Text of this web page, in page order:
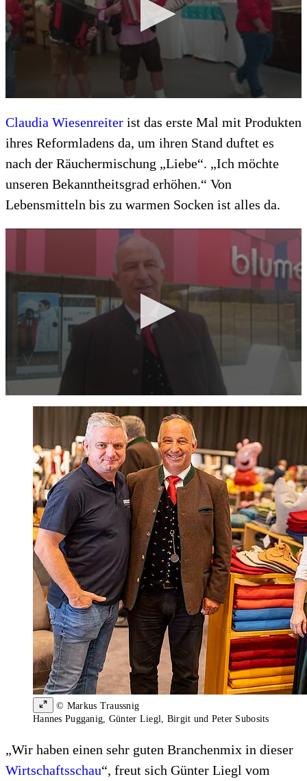
Claudia Wiesenreiter ist das erste Mal mit Produkten
ihres Reformladens da, um ihren Stand duftet es
nach der Räuchermischung „Liebe“. „Ich möchte
unseren Bekanntheitsgrad erhöhen.“ Von
Lebensmitteln bis zu warmen Socken ist alles da.
© Markus Traussnig
Hannes Pugganig, Günter Liegl, Birgit und Peter Subosits
„Wir haben einen sehr guten Branchenmix in dieser
Wirtschaftsschau“, freut sich Günter Liegl vom